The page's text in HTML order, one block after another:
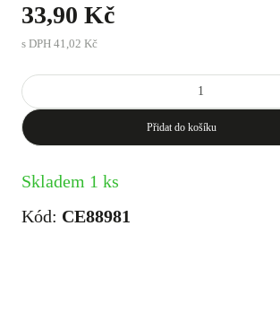
33,90 Kč
s DPH 41,02 Kč
Přidat do košíku
Skladem 1 ks
Kód: CE88981